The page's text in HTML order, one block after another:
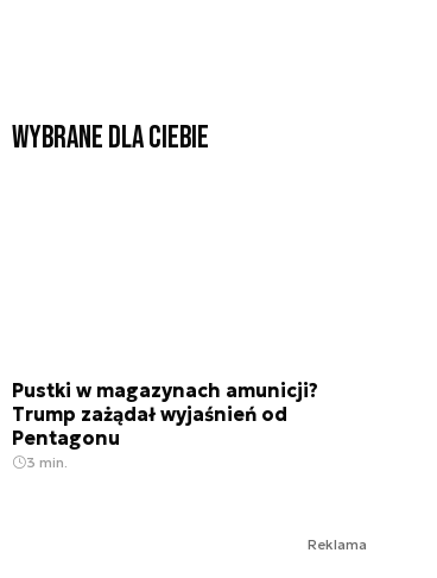
Wybrane dla Ciebie
Pustki w magazynach amunicji?
Trump zażądał wyjaśnień od
Pentagonu
3 min.
Reklama